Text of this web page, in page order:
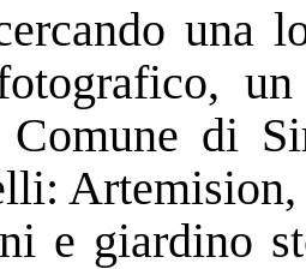
una
di
Artemision,
e giardino